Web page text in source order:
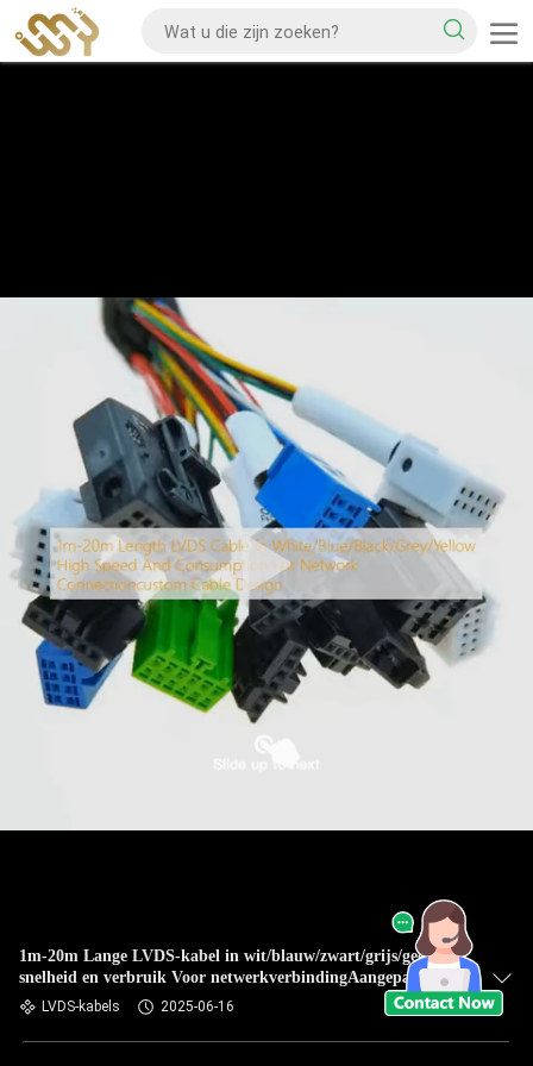
1m-20m Lange LVDS-kabel in wit/blauw/zwart/grijs/geelHoge
snelheid en verbruik Voor netwerkverbindingAangepast
kabelontwerp
LVDS-kabels 2025-06-16